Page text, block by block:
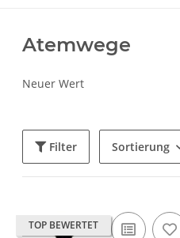
Atemwege
Neuer Wert
Filter Sortierung
TOP BEWERTET